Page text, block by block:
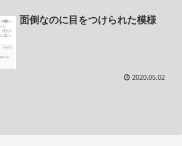
面倒なのに目をつけられた模様
2020.05.02